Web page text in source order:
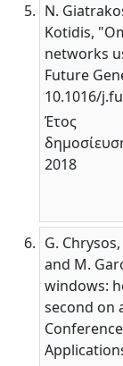
N.
Kotidis,
networks
Future
10.1016/
Έτος
2018
G.
and M.
windows:
second on